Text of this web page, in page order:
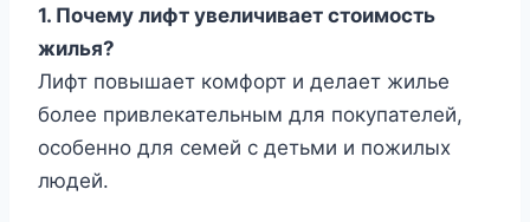
1. Почему лифт увеличивает стоимость
жилья?
Лифт повышает комфорт и делает жилье
более привлекательным для покупателей,
особенно для семей с детьми и пожилых
людей.